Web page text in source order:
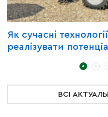
Як сучасні
реалізувати
ВСІ